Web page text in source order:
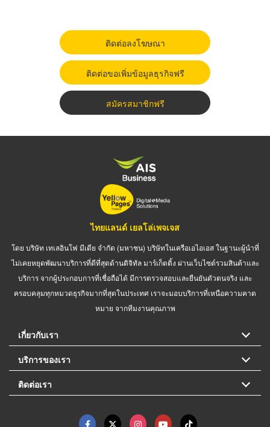
ติดต่อลงโฆษณา
ติดต่อขอเพิ่มข้อมูลธุรกิจฟรี
สมัครสมาชิกฟรี
ไทยแลนด์ เยลโล่เพจเจส
โดย บริษัท เทเลอินโฟ มีเดีย จำกัด (มหาชน) บริษัทในเครือเอไอเอส ในฐานะผู้นำที่
ไม่เคยหยุดพัฒนาบริการที่ดีที่สุดด้านดิจิทัล มาร์เก็ตติ้ง ผ่านเว็บไซต์รวมสินค้าและ
บริการ จากผู้ประกอบการที่เชื่อถือได้ มีการตรวจสอบและยืนยันตัวตนจริง และ
ครอบคลุมทุกหมวดธุรกิจมากที่สุดในประเทศ เราจะมอบบริการที่เหนือความคาด
หมาย จากทีมงานคุณภาพ
เกี่ยวกับเรา
บริการของเรา
ติดต่อเรา